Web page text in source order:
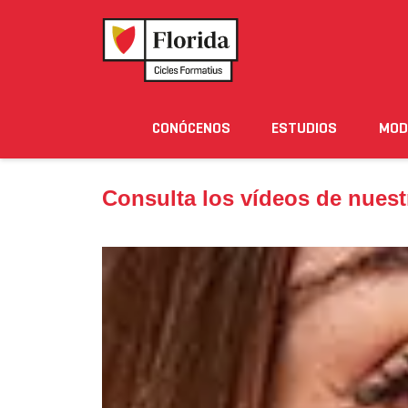
Noticias Eventos Blog Solicita
CONÓCENOS ESTUDIOS
Consulta los vídeos de